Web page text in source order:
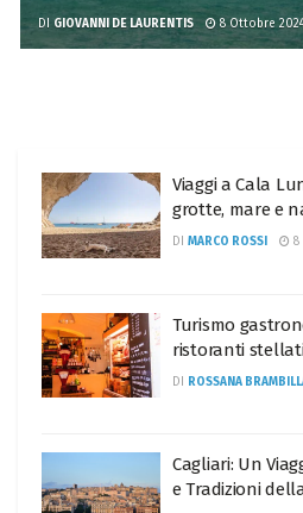
DI GIOVANNI DE LAURENTIS 8 Ottobre
Viaggi a Cala
grotte, mare e
DI MARCO ROSSI 8
Turismo
ristoranti
DI ROSSANA
Cagliari: Un
e Tradizioni